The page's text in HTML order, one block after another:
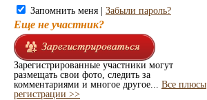
Запомнить меня | Забыли пароль?
Еще не участник?
Зарегистрированные участники могут
размещать свои фото, следить за
комментариями и многое другое... Все плюсы
регистрации >>